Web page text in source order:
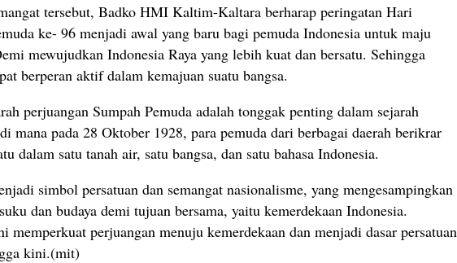
tersebut, Badko HMI Kaltim-Kaltara berharap peringatan Hari
ke- 96 menjadi awal yang baru bagi pemuda Indonesia untuk maju
mewujudkan Indonesia Raya yang lebih kuat dan bersatu. Sehingga
berperan aktif dalam kemajuan suatu bangsa.
perjuangan Sumpah Pemuda adalah tonggak penting dalam sejarah
mana pada 28 Oktober 1928, para pemuda dari berbagai daerah berikrar
dalam satu tanah air, satu bangsa, dan satu bahasa Indonesia.
simbol persatuan dan semangat nasionalisme, yang mengesampingkan
dan budaya demi tujuan bersama, yaitu kemerdekaan Indonesia.
memperkuat perjuangan menuju kemerdekaan dan menjadi dasar persatuan
kini.(mit)